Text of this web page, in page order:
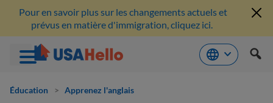
Pour en savoir plus sur les changements actuels et
prévus en matière d'immigration, cliquez ici.
Éducation > Apprenez l'anglais